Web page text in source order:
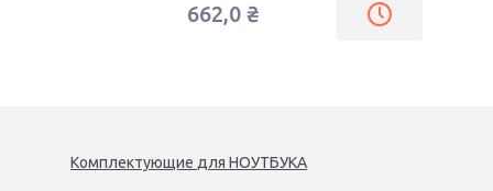
662,0 ₴
Комплектующие для НОУТБУКА